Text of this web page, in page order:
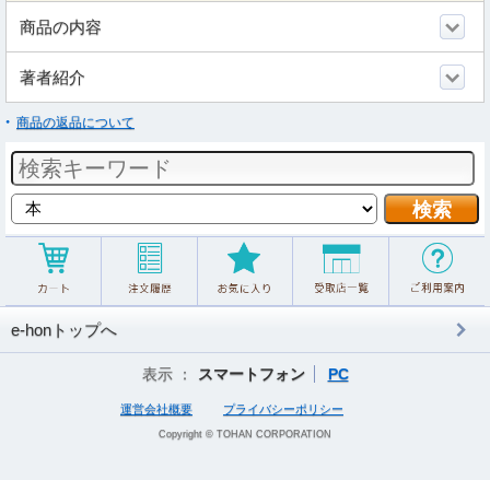
商品の内容
著者紹介
商品の返品について
e-honトップへ
表示 ： スマートフォン PC
運営会社概要 プライバシーポリシー
Copyright © TOHAN CORPORATION